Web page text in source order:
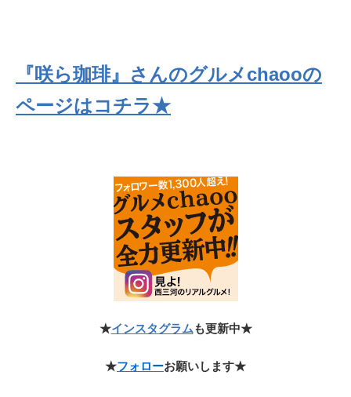
『咲ら珈琲』さんのグルメchaooの
ページはコチラ★
★インスタグラムも更新中★
★フォローお願いします★